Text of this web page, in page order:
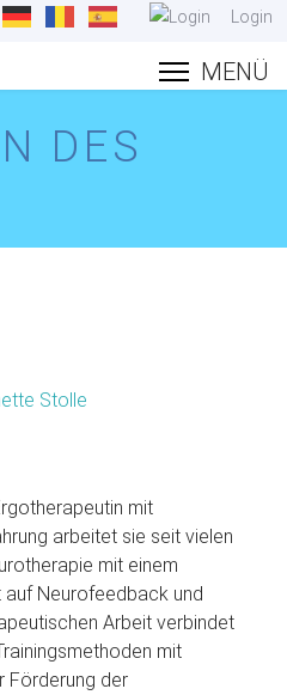
Login
DES
mit
arbeitet sie seit vielen
mit einem
Neurofeedback und
Arbeit verbindet
mit
Förderung der